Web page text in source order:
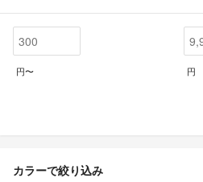
円〜 円
カラーで絞り込み